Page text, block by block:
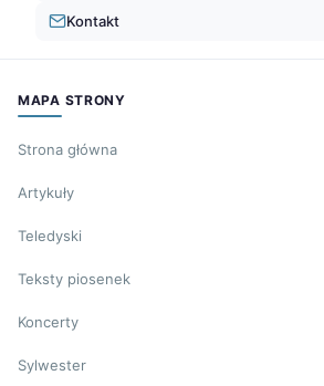
Kontakt
MAPA STRONY
Strona główna
Artykuły
Teledyski
Teksty piosenek
Koncerty
Sylwester